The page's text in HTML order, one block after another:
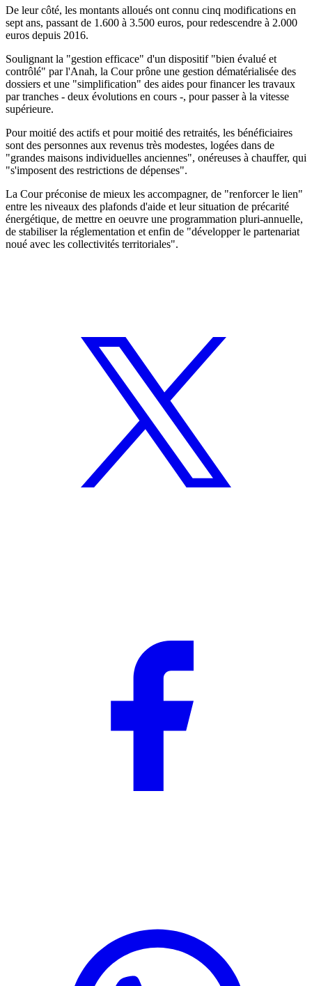
De leur côté, les montants alloués ont connu cinq modifications en
sept ans, passant de 1.600 à 3.500 euros, pour redescendre à 2.000
euros depuis 2016.
Soulignant la "gestion efficace" d'un dispositif "bien évalué et
contrôlé" par l'Anah, la Cour prône une gestion dématérialisée des
dossiers et une "simplification" des aides pour financer les travaux
par tranches - deux évolutions en cours -, pour passer à la vitesse
supérieure.
Pour moitié des actifs et pour moitié des retraités, les bénéficiaires
sont des personnes aux revenus très modestes, logées dans de
"grandes maisons individuelles anciennes", onéreuses à chauffer, qui
"s'imposent des restrictions de dépenses".
La Cour préconise de mieux les accompagner, de "renforcer le lien"
entre les niveaux des plafonds d'aide et leur situation de précarité
énergétique, de mettre en oeuvre une programmation pluri-annuelle,
de stabiliser la réglementation et enfin de "développer le partenariat
noué avec les collectivités territoriales".